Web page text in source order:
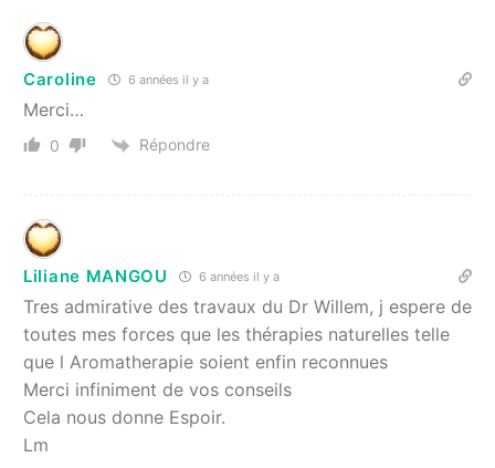
Caroline 6 années il y a
Merci…
0 Répondre
Liliane MANGOU 6 années il y a
Tres admirative des travaux du Dr Willem, j espere de
toutes mes forces que les thérapies naturelles telle
que l Aromatherapie soient enfin reconnues
Merci infiniment de vos conseils
Cela nous donne Espoir.
Lm